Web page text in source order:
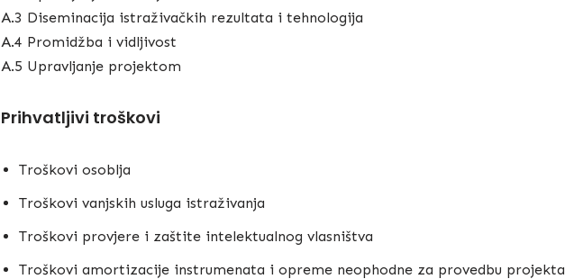
A.3 Diseminacija istraživačkih rezultata i tehnologija
A.4 Promidžba i vidljivost
A.5 Upravljanje projektom
Prihvatljivi troškovi
Troškovi osoblja
Troškovi vanjskih usluga istraživanja
Troškovi provjere i zaštite intelektualnog vlasništva
Troškovi amortizacije instrumenata i opreme neophodne za provedbu projekta